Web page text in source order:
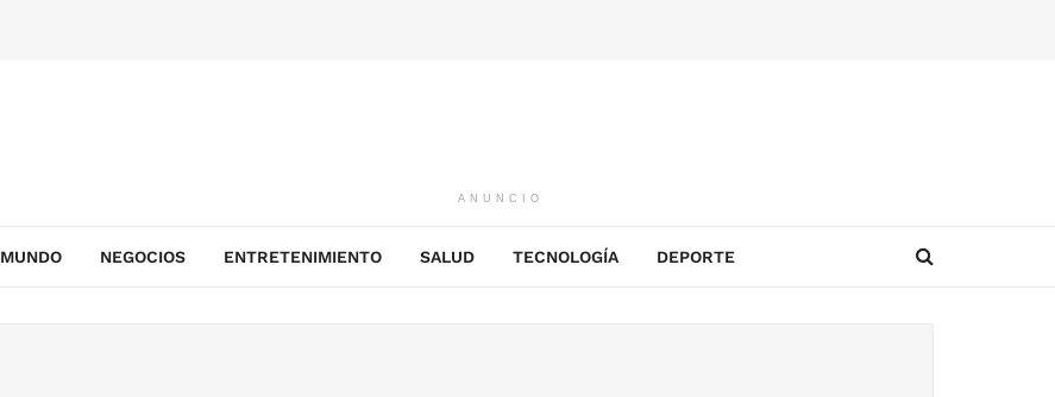
ANUNCIO
MUNDO NEGOCIOS ENTRETENIMIENTO SALUD TECNOLOGÍA DEPORTE